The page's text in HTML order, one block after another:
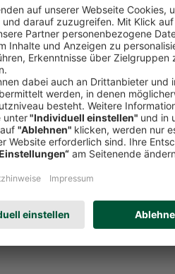
sind.Wenn Sie mit der Tastatur
nicht hervorgehoben.
Farbgebung und können
dafür Einstellungen im Browser
einige Texte.
übernommen.
verankerte Leiste einen